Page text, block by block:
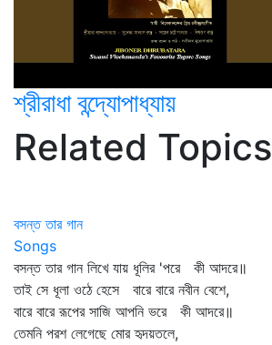
শ্রীরাধা বন্দ্যোপাধ্যায়
Related Topics
বসন্ত তার গান
Songs
বসন্ত তার গান লিখে যায় ধূলির 'পরে কী আদরে॥
তাই সে ধূলা ওঠে হেসে বারে বারে নবীন বেশে,
বারে বারে রূপের সাজি আপনি ভরে কী আদরে॥
তেমনি পরশ লেগেছে মোর হৃদয়তলে,